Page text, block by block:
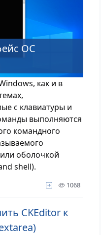
ОС
как и в
с клавиатуры и
выполняются
командного
оболочкой
shell).
1068
CKEditor к